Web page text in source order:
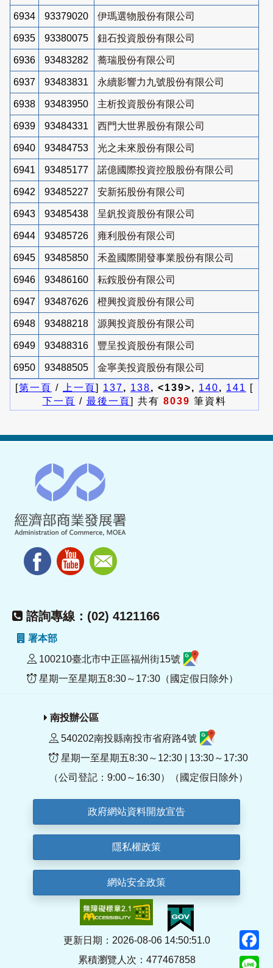
6934 93379020 伊瑪選物股份有限公司
6935 93380075 鈕石投資股份有限公司
6936 93483282 蕎瑞股份有限公司
6937 93483831 永續影響力九號股份有限公司
6938 93483950 主析投資股份有限公司
6939 93484331 西門大世界股份有限公司
6940 93484753 光之未來股份有限公司
6941 93485177 諾億國際投資控股股份有限公司
6942 93485227 安新拓股份有限公司
6943 93485438 呈釩投資股份有限公司
6944 93485726 雍利股份有限公司
6945 93485850 禾盈國際開發事業股份有限公司
6946 93486160 耘銨股份有限公司
6947 93487626 橙興投資股份有限公司
6948 93488218 源興投資股份有限公司
6949 93488316 豐呈投資股份有限公司
6950 93488505
金寧美投資股份有限公司
[第一頁 / 上一頁] 137, 138, <139>, 140, 141
[
下一頁 / 最後一頁] 共有 8039 筆資料
諮詢專線：(02) 4121166
署本部
100210臺北市中正區福州街15號
星期一至星期五8:30～17:30（國定假日除外）
南投辦公區
540202南投縣南投市省府路4號
星期一至星期五8:30～12:30 | 13:30～17:30
（公司登記：9:00～16:30）（國定假日除外）
政府網站資料開放宣告
隱私權政策
網站安全政策
更新日期：2026-08-06 14:50:51.0
累積瀏覽人次：477467858